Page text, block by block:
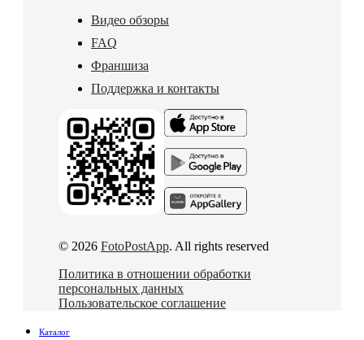
Видео обзоры
FAQ
Франшиза
Поддержка и контакты
© 2026 FotoPostApp. All rights reserved
Политика в отношении обработки
персональных данных
Пользовательское соглашение
Каталог